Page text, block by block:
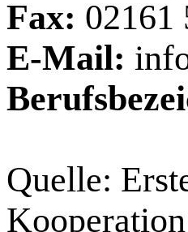
Fax: 02161
E-Mail:
Quelle: